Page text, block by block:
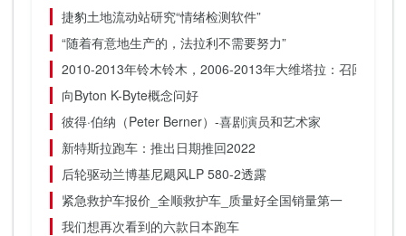
捷豹土地流动站研究“情绪检测软件”
“随着有意地生产的，法拉利不需要努力”
2010-2013年铃木铃木，2006-2013年大维塔拉：召回警报
向Byton K-Byte概念问好
彼得·伯纳（Peter Berner）-喜剧演员和艺术家
新特斯拉跑车：推出日期推回2022
后轮驱动兰博基尼飓风LP 580-2透露
紧急救护车报价_全顺救护车_质量好全国销量第一
我们想再次看到的六款日本跑车